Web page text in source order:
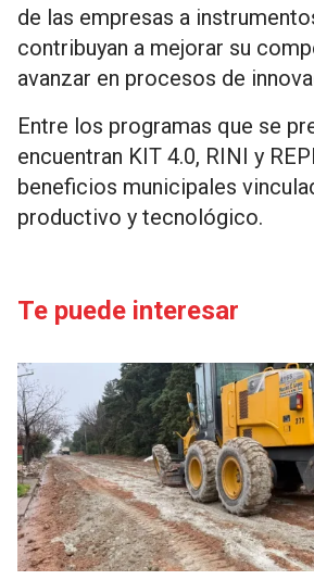
de las empresas a
contribuyan a mejorar su
avanzar en procesos de
Entre los programas que se
encuentran KIT 4.0, RINI y
beneficios municipales
productivo y tecnológico.
Te puede interesar